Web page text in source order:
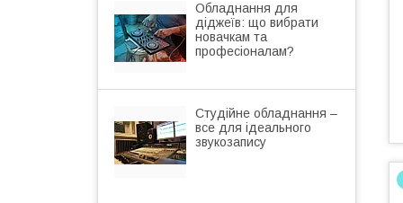
Обладнання для
діджеїв: що вибрати
новачкам та
професіоналам?
Студійне обладнання –
все для ідеального
звукозапису